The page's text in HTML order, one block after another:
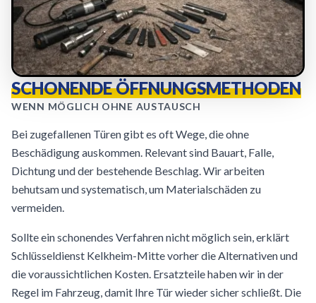
SCHONENDE ÖFFNUNGSMETHODEN
WENN MÖGLICH OHNE AUSTAUSCH
Bei zugefallenen Türen gibt es oft Wege, die ohne
Beschädigung auskommen. Relevant sind Bauart, Falle,
Dichtung und der bestehende Beschlag. Wir arbeiten
behutsam und systematisch, um Materialschäden zu
vermeiden.
Sollte ein schonendes Verfahren nicht möglich sein, erklärt
Schlüsseldienst Kelkheim-Mitte vorher die Alternativen und
die voraussichtlichen Kosten. Ersatzteile haben wir in der
Regel im Fahrzeug, damit Ihre Tür wieder sicher schließt. Die